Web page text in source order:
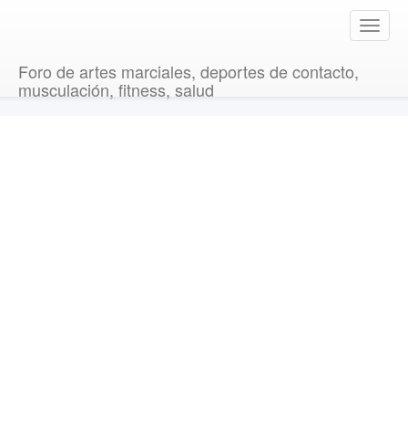
T
o
Foro de artes marciales, deportes de contacto,
musculación, fitness, salud